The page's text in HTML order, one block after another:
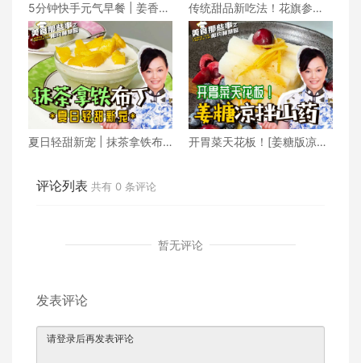
5分钟快手元气早餐 | 姜香法
式吐司
传统甜品新吃法！花旗参版
杨枝甘露清爽又养生
夏日轻甜新宠 | 抹茶拿铁布
开胃菜天花板！[姜糖版凉拌
评论列表 共有 0 条评论
暂无评论
发表评论